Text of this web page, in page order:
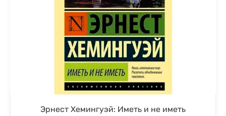
Эрнест Хемингуэй: Иметь и не иметь